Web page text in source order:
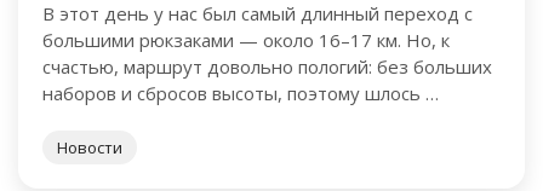
В этот день у нас был самый длинный переход с
большими рюкзаками — около 16–17 км. Но, к
счастью, маршрут довольно пологий: без больших
наборов и сбросов высоты, поэтому шлось …
Новости